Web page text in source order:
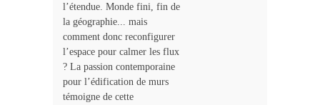
l’étendue. Monde fini, fin de
la géographie... mais
comment donc reconfigurer
l’espace pour calmer les flux
? La passion contemporaine
pour l’édification de murs
témoigne de cette